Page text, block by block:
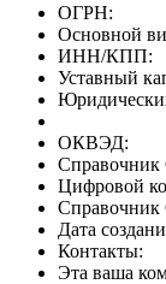
ОГРН:
Основной
ИНН/КПП:
Уставный
ОКВЭД:
Цифровой
Дата
Контакты:
Эта ваша